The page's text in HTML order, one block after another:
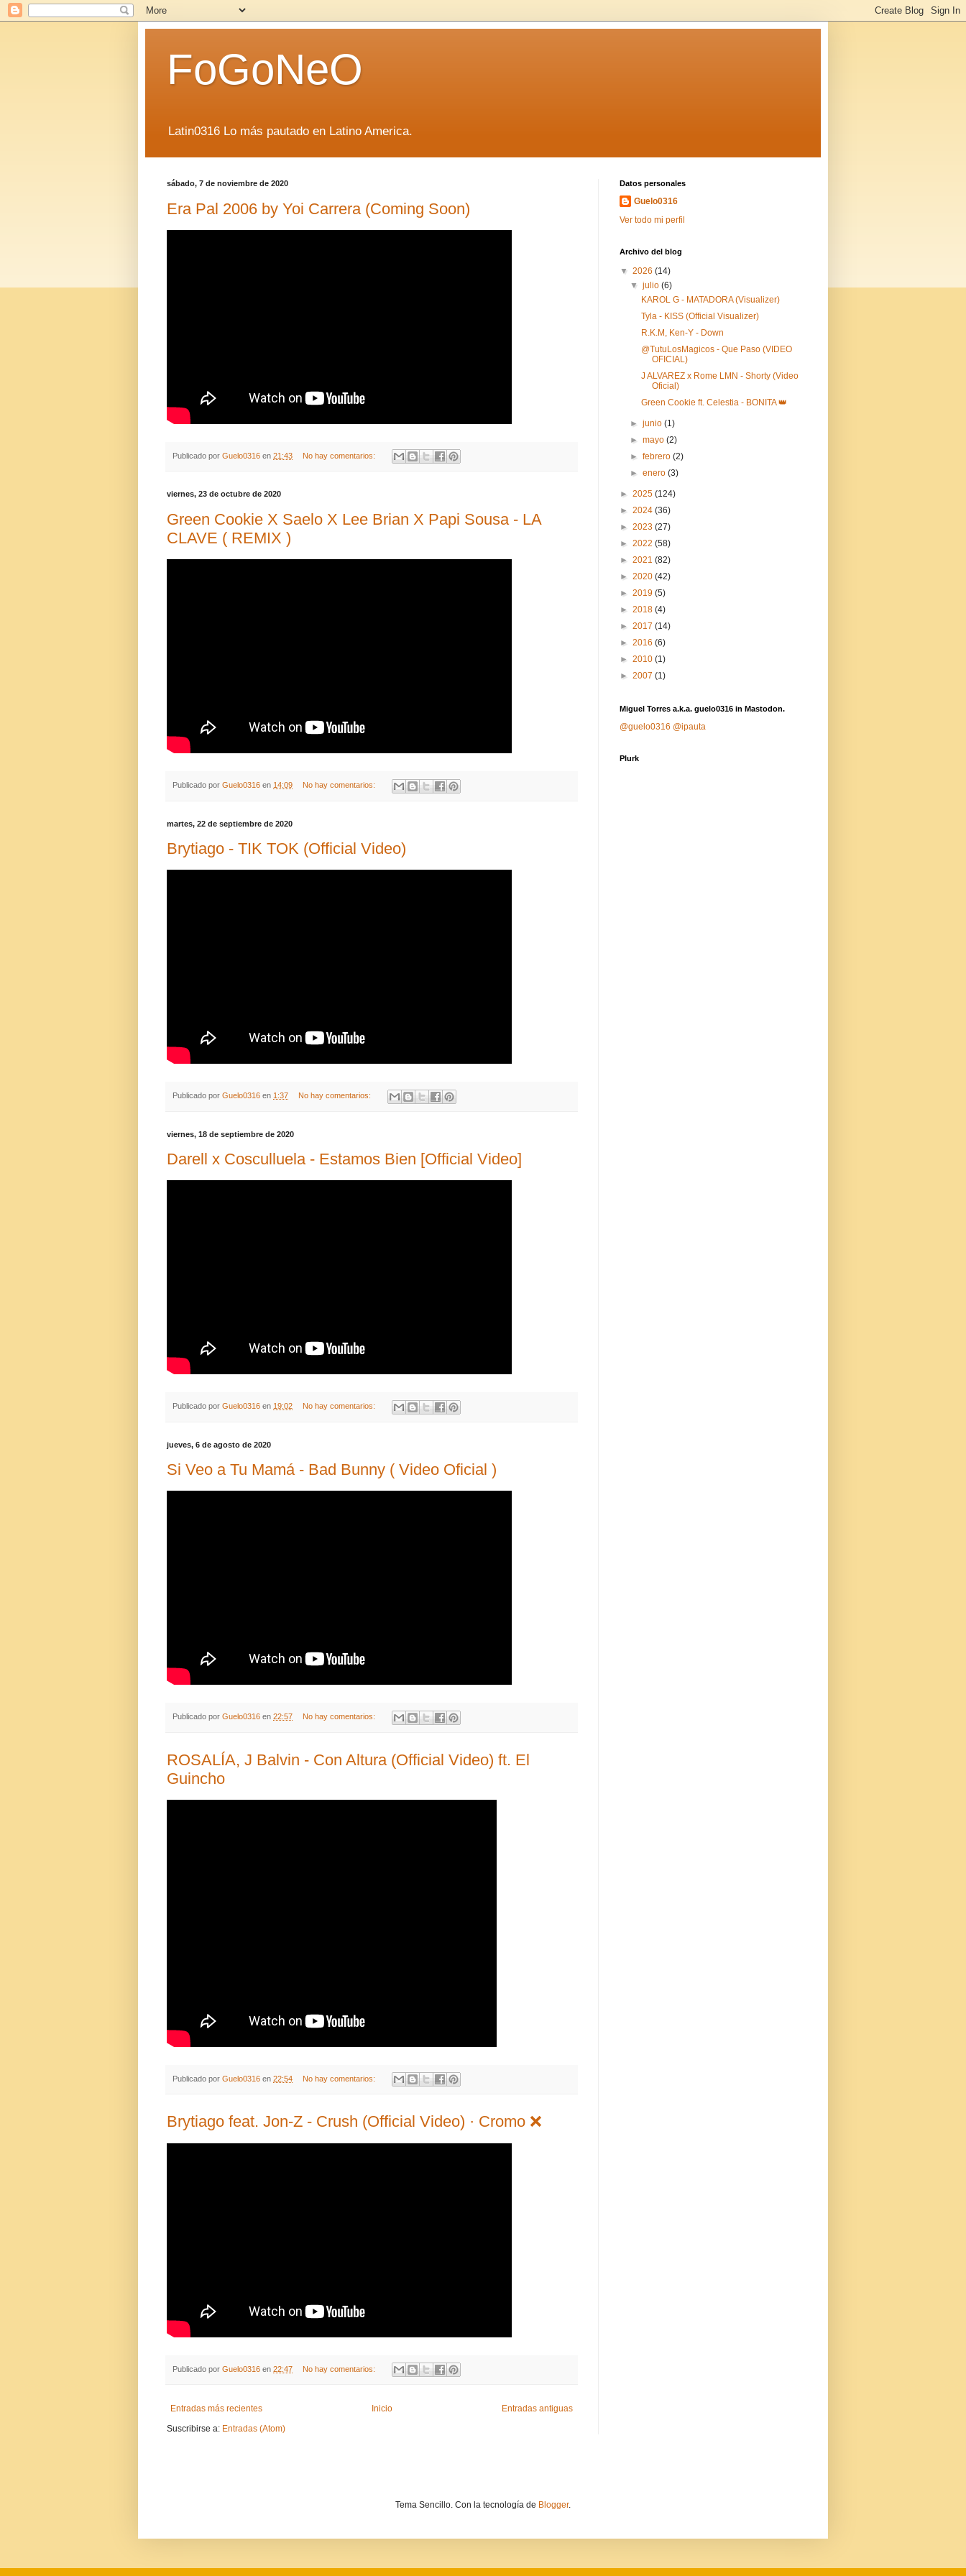
FoGoNeO
Latin0316 Lo más pautado en Latino America.
sábado, 7 de noviembre de 2020
Era Pal 2006 by Yoi Carrera (Coming Soon)
Publicado por Guelo0316 en 21:43 No hay comentarios:
viernes, 23 de octubre de 2020
Green Cookie X Saelo X Lee Brian X Papi Sousa - LA
CLAVE ( REMIX )
Publicado por Guelo0316 en 14:09 No hay comentarios:
martes, 22 de septiembre de 2020
Brytiago - TIK TOK (Official Video)
Publicado por Guelo0316 en 1:37 No hay comentarios:
viernes, 18 de septiembre de 2020
Darell x Cosculluela - Estamos Bien [Official Video]
Publicado por Guelo0316 en 19:02 No hay comentarios:
jueves, 6 de agosto de 2020
Si Veo a Tu Mamá - Bad Bunny ( Video Oficial )
Publicado por Guelo0316 en 22:57 No hay comentarios:
ROSALÍA, J Balvin - Con Altura (Official Video) ft. El
Guincho
Publicado por Guelo0316 en 22:54 No hay comentarios:
Brytiago feat. Jon-Z - Crush (Official Video) · Cromo ❌
Publicado por Guelo0316 en 22:47 No hay comentarios:
Entradas más recientes Entradas antiguas
Inicio
Suscribirse a: Entradas (Atom)
Datos personales
Guelo0316
Ver todo mi perfil
Archivo del blog
▼ 2026 (14)
▼julio(6)
KAROL G - MATADORA (Visualizer)
Tyla - KISS (Official Visualizer)
R.K.M, Ken-Y - Down
@TutuLosMagicos‬ - Que Paso (VIDEO
OFICIAL)
J ALVAREZ x Rome LMN - Shorty (Video
Oficial)
Green Cookie ft. Celestia - BONITA 👑
►junio(1)
►mayo(2)
►febrero(2)
►enero(3)
► 2025 (124)
► 2024 (36)
► 2023 (27)
► 2022 (58)
► 2021 (82)
► 2020 (42)
► 2019 (5)
► 2018 (4)
► 2017 (14)
► 2016 (6)
► 2010 (1)
► 2007 (1)
Miguel Torres a.k.a. guelo0316 in Mastodon.
@guelo0316 @ipauta
Plurk
Tema Sencillo. Con la tecnología de Blogger.